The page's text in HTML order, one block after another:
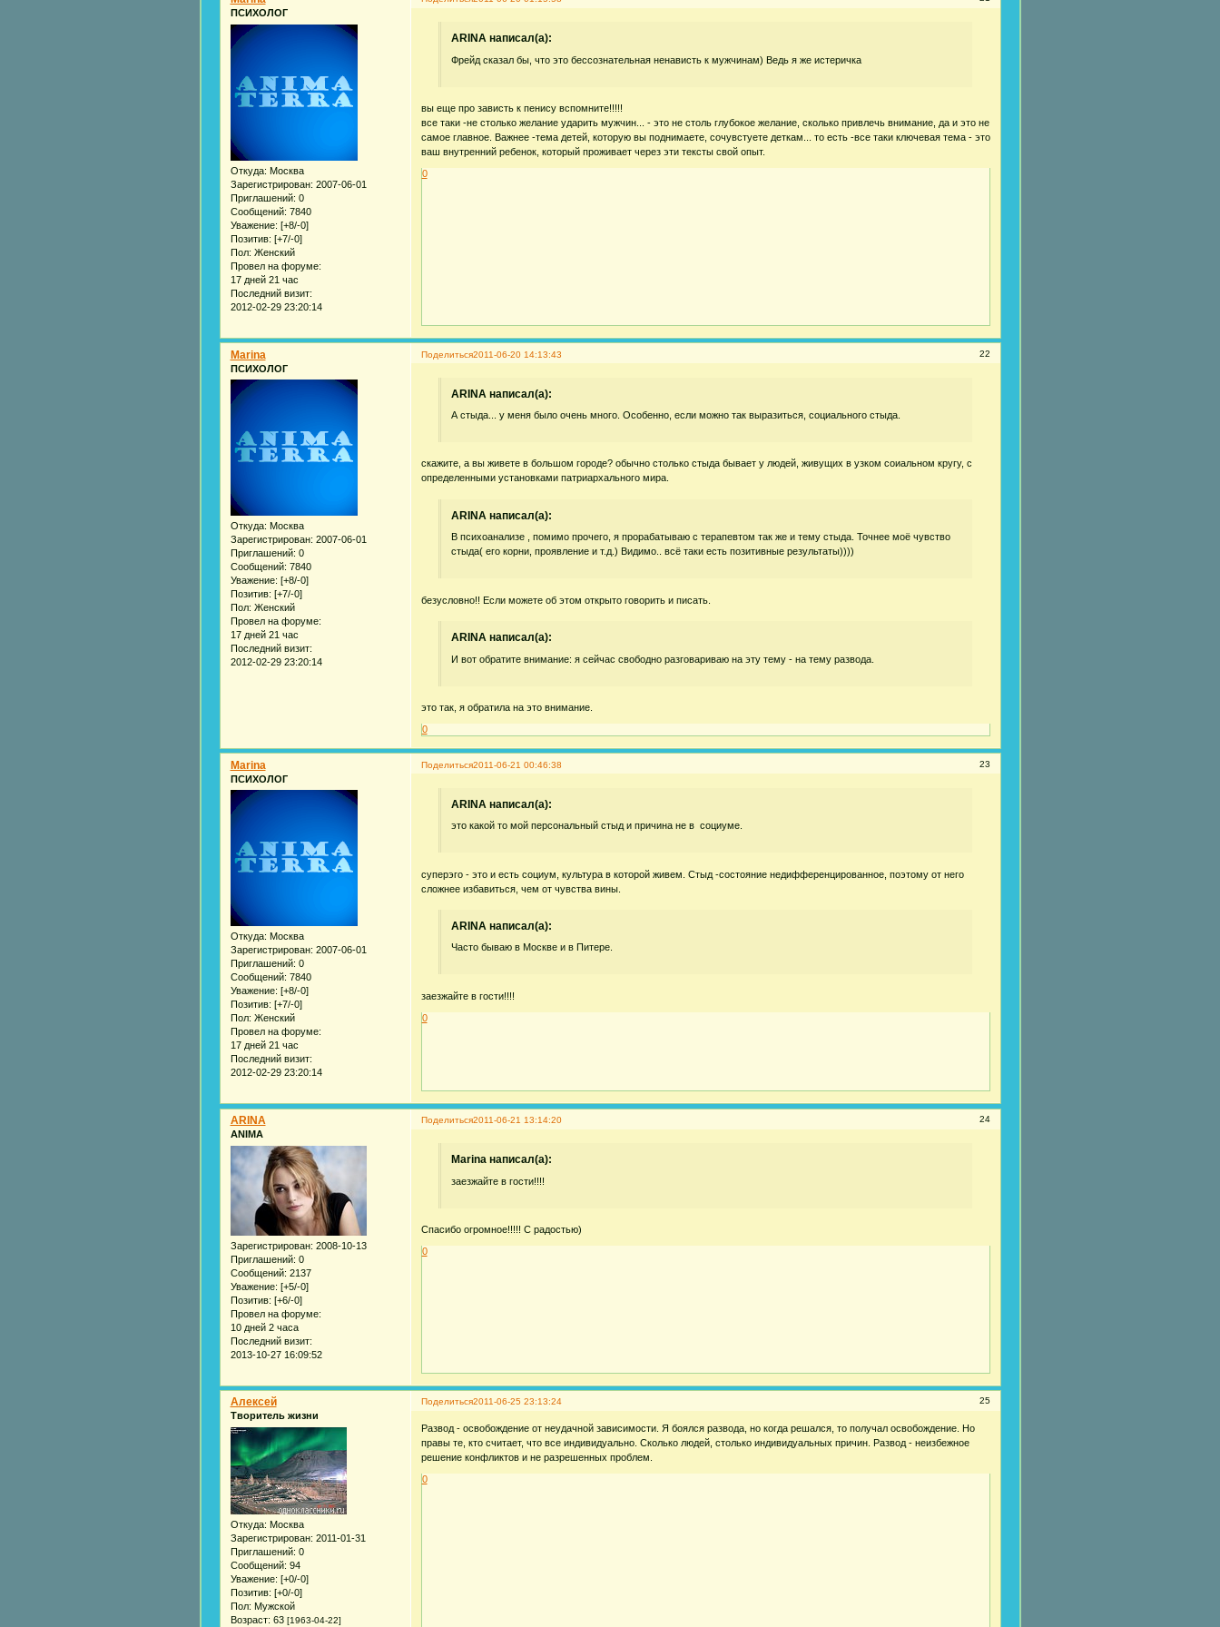
ПСИХОЛОГ
Откуда: Москва
Зарегистрирован: 2007-06-01
Приглашений: 0
Сообщений: 7840
Уважение: [+8/-0]
Позитив: [+7/-0]
Пол: Женский
Провел на форуме:
17 дней 21 час
Последний визит:
2012-02-29 23:20:14
ARINA написал(а):
Фрейд сказал бы, что это бессознательная ненависть к мужчинам) Ведь я же истеричка
вы еще про зависть к пенису вспомните!!!!!
все таки -не столько желание ударить мужчин... - это не столь глубокое желание, сколько привлечь внимание, да и это не
самое главное. Важнее -тема детей, которую вы поднимаете, сочувстуете деткам... то есть -все таки ключевая тема - это
ваш внутренний ребенок, который проживает через эти тексты свой опыт.
0
Поделиться 22
2011-06-20 14:13:43
Marina
ПСИХОЛОГ
Откуда: Москва
Зарегистрирован: 2007-06-01
Приглашений: 0
Сообщений: 7840
Уважение: [+8/-0]
Позитив: [+7/-0]
Пол: Женский
Провел на форуме:
17 дней 21 час
Последний визит:
2012-02-29 23:20:14
ARINA написал(а):
А стыда... у меня было очень много. Особенно, если можно так выразиться, социального стыда.
скажите, а вы живете в большом городе? обычно столько стыда бывает у людей, живущих в узком соиальном кругу, с
определенными установками патриархального мира.
ARINA написал(а):
В психоанализе , помимо прочего, я прорабатываю с терапевтом так же и тему стыда. Точнее моё чувство
стыда( его корни, проявление и т.д.) Видимо.. всё таки есть позитивные результаты))))
безусловно!! Если можете об этом открыто говорить и писать.
ARINA написал(а):
И вот обратите внимание: я сейчас свободно разговариваю на эту тему - на тему развода.
это так, я обратила на это внимание.
0
Поделиться 23
2011-06-21 00:46:38
Marina
ПСИХОЛОГ
Откуда: Москва
Зарегистрирован: 2007-06-01
Приглашений: 0
Сообщений: 7840
Уважение: [+8/-0]
Позитив: [+7/-0]
Пол: Женский
Провел на форуме:
17 дней 21 час
Последний визит:
2012-02-29 23:20:14
ARINA написал(а):
это какой то мой персональный стыд и причина не в социуме.
суперэго - это и есть социум, культура в которой живем. Стыд -состояние недифференцированное, поэтому от него
сложнее избавиться, чем от чувства вины.
ARINA написал(а):
Часто бываю в Москве и в Питере.
заезжайте в гости!!!!
0
Поделиться 24
2011-06-21 13:14:20
ARINA
ANIMA
Зарегистрирован: 2008-10-13
Приглашений: 0
Сообщений: 2137
Уважение: [+5/-0]
Позитив: [+6/-0]
Провел на форуме:
10 дней 2 часа
Последний визит:
2013-10-27 16:09:52
Marina написал(а):
заезжайте в гости!!!!
Спасибо огромное!!!!! С радостью)
0
Поделиться 25
2011-06-25 23:13:24
Алексей
Творитель жизни
Откуда: Москва
Зарегистрирован: 2011-01-31
Приглашений: 0
Сообщений: 94
Уважение: [+0/-0]
Позитив: [+0/-0]
Пол: Мужской
Возраст: 63 [1963-04-22]
Развод - освобождение от неудачной зависимости. Я боялся развода, но когда решался, то получал освобождение. Но
правы те, кто считает, что все индивидуально. Сколько людей, столько индивидуальных причин. Развод - неизбежное
решение конфликтов и не разрешенных проблем.
0